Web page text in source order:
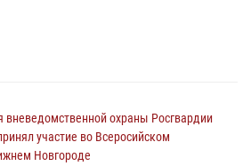
вневедомственной охраны Росгвардии
участие во Всеросийском
Новгороде